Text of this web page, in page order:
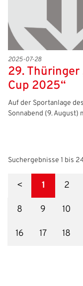
2025-07-28
29.
Cup 2025“
Auf der Sportanlage
Sonnabend (9.
Suchergebnisse 1 bis
< 1 2
8 9 10
16 17 18